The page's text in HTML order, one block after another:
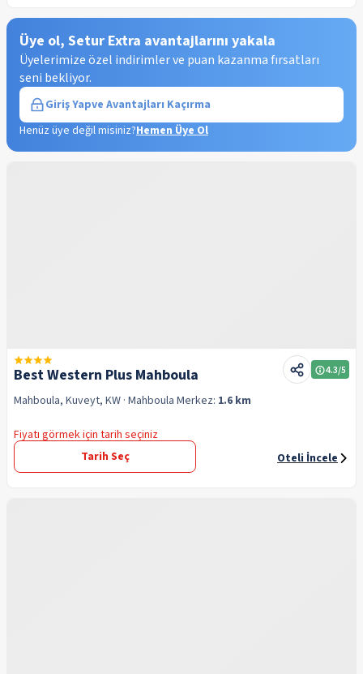
Üye ol, Setur Extra avantajlarını yakala
Üyelerimize özel indirimler ve puan kazanma fırsatları
seni bekliyor.
Giriş Yapve Avantajları Kaçırma
Henüz üye değil misiniz?Hemen Üye Ol
Best Western Plus Mahboula 4.3/5
Mahboula, Kuveyt, KW · Mahboula Merkez: 1.6 km
Fiyatı görmek için tarih seçiniz
Tarih Seç
Oteli İncele